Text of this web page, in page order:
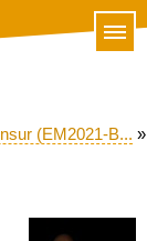
(EM2021-B... »